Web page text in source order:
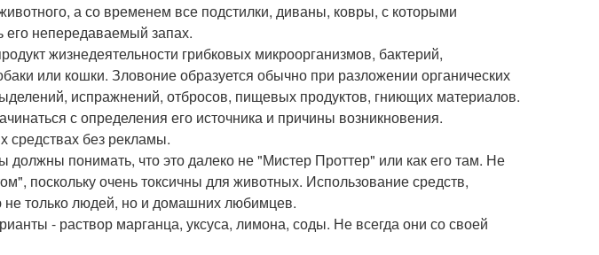
а со временем все подстилки, диваны, ковры, с которыми
его непередаваемый запах.
жизнедеятельности грибковых микроорганизмов, бактерий,
или кошки. Зловоние образуется обычно при разложении органических
испражнений, отбросов, пищевых продуктов, гниющих материалов.
с определения его источника и причины возникновения.
средствах без рекламы.
понимать, что это далеко не "Мистер Проттер" или как его там. Не
поскольку очень токсичны для животных. Использование средств,
только людей, но и домашних любимцев.
- раствор марганца, уксуса, лимона, соды. Не всегда они со своей